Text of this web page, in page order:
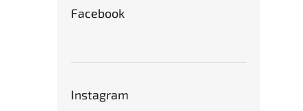
Facebook
Instagram